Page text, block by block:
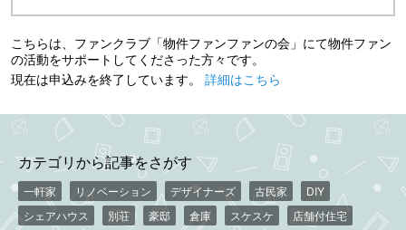
こちらは、ファンクラブ「物件ファンファンの会」にて物件ファン
の活動をサポートしてくださった方々です。
現在は申込みを終了しています。 詳細はこちら
カテゴリから記事をさがす
一軒家 リノベーション デザイナーズ 古民家
DIY
シェアハウス
別荘 豪邸 倉庫 スケスケ
店舗付住宅